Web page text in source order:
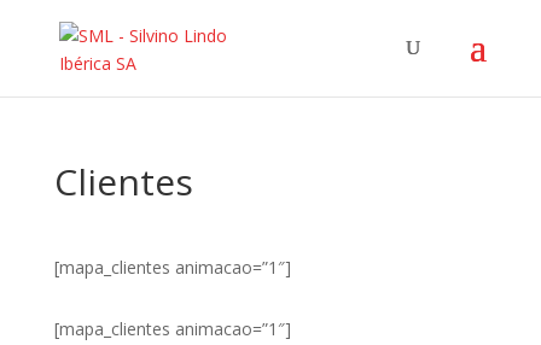
Clientes
[mapa_clientes animacao=”1″]
[mapa_clientes animacao=”1″]